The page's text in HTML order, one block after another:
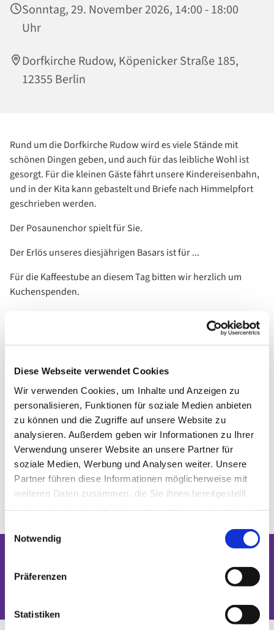
Diese Webseite verwendet Cookies
Wir verwenden Cookies, um Inhalte und Anzeigen zu
personalisieren, Funktionen für soziale Medien anbieten
zu können und die Zugriffe auf unsere Website zu
analysieren. Außerdem geben wir Informationen zu Ihrer
Verwendung unserer Website an unsere Partner für
soziale Medien, Werbung und Analysen weiter. Unsere
Partner führen diese Informationen möglicherweise mit
weiteren Daten zusammen, die Sie ihnen bereitgestellt
Notwendig
Präferenzen
Statistiken
Sonntag, 29. November 2026, 14:00 - 18:00
Uhr
Dorfkirche Rudow, Köpenicker Straße 185,
12355 Berlin
Rund um die Dorfkirche Rudow wird es viele Stände mit
schönen Dingen geben, und auch für das leibliche Wohl ist
gesorgt. Für die kleinen Gäste fährt unsere Kindereisenbahn,
und in der Kita kann gebastelt und Briefe nach Himmelpfort
geschrieben werden.
Der Posaunenchor spielt für Sie.
Der Erlös unseres diesjährigen Basars ist für ...
Für die Kaffeestube an diesem Tag bitten wir herzlich um
Kuchenspenden.
Dies könnte Sie auch interessieren